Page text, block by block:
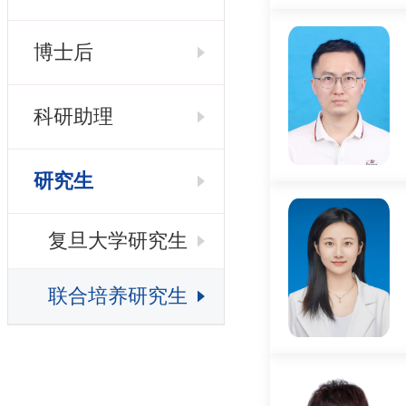
博士后
科研助理
研究生
复旦大学研究生
联合培养研究生